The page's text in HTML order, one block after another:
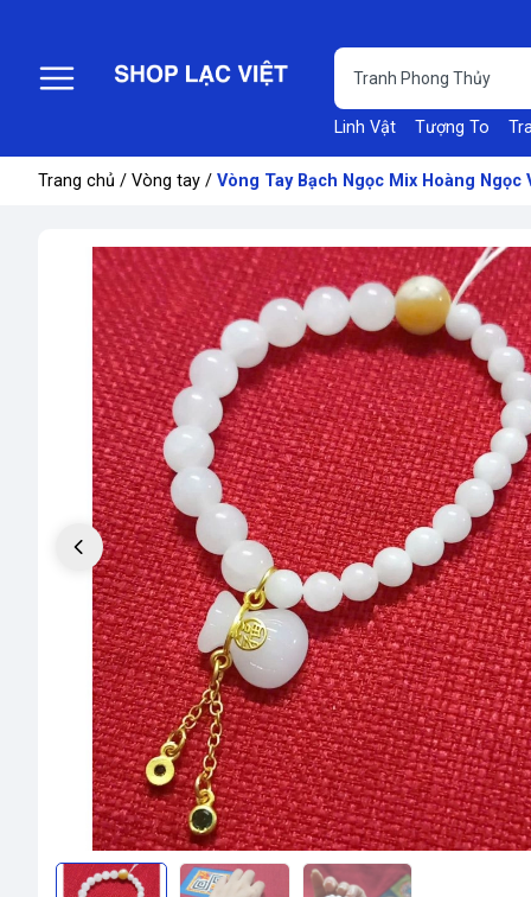
Linh Vật Tượng To
Trang chủ / Vòng tay / Vòng Tay Bạch Ngọc Mix Hoàng Ngọc